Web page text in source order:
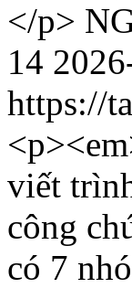
</p>
14
https://
viết
công
có 7